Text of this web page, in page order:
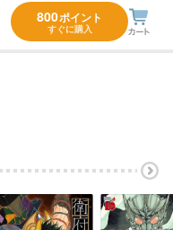
800ポイント
すぐに購入